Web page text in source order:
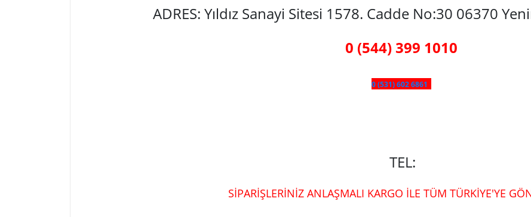
ADRES: Yıldız Sanayi Sitesi 1578. Cadde No:30 06370
0 (544) 399 1010
0 (531) 602 6861
TEL:
SİPARİŞLERİNİZ ANLAŞMALI KARGO İLE TÜM TÜRKİYE'YE